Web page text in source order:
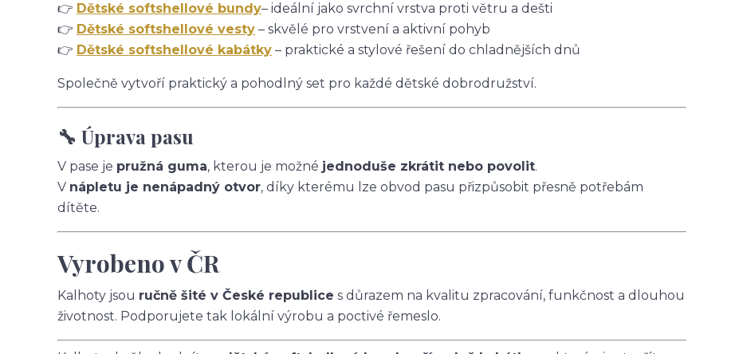
👉 Dětské softshellové bundy– ideální jako svrchní vrstva proti větru a dešti
👉 Dětské softshellové vesty – skvělé pro vrstvení a aktivní pohyb
👉 Dětské softshellové kabátky – praktické a stylové řešení do chladnějších dnů
Společně vytvoří praktický a pohodlný set pro každé dětské dobrodružství.
🔧 Úprava pasu
V pase je pružná guma, kterou je možné jednoduše zkrátit nebo povolit.
V nápletu je nenápadný otvor, díky kterému lze obvod pasu přizpůsobit přesně potřebám
dítěte.
Vyrobeno v ČR
Kalhoty jsou ručně šité v České republice s důrazem na kvalitu zpracování, funkčnost a dlouhou
životnost. Podporujete tak lokální výrobu a poctivé řemeslo.